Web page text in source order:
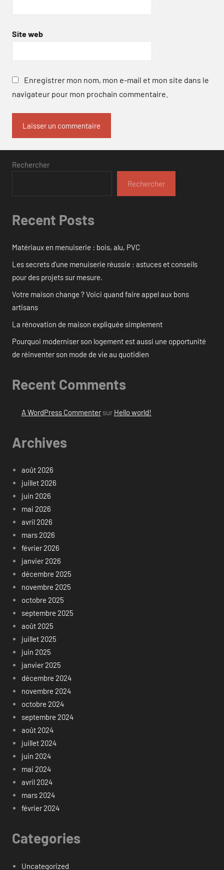
Site web
Enregistrer mon nom, mon e-mail et mon site dans le
navigateur pour mon prochain commentaire.
Rechercher
Rechercher
Recent Posts
Matériaux en menuiserie : bois, alu, PVC
Les secrets d’une menuiserie réussie : astuces et conseils
pour des projets sur mesure.
Votre maison change ? Voici quand faire appel aux bons
artisans
La rénovation de maison expliquée simplement
Pourquoi moderniser son logement est aussi une opportunité
de réinventer son mode de vie au quotidien
Recent Comments
A WordPress Commentersur Hello world!
Archives
août 2026
juillet 2026
juin 2026
mai 2026
avril 2026
mars 2026
février 2026
janvier 2026
décembre 2025
novembre 2025
octobre 2025
septembre 2025
août 2025
juillet 2025
juin 2025
janvier 2025
décembre 2024
novembre 2024
octobre 2024
septembre 2024
août 2024
juillet 2024
juin 2024
mai 2024
avril 2024
mars 2024
février 2024
Categories
Uncategorized